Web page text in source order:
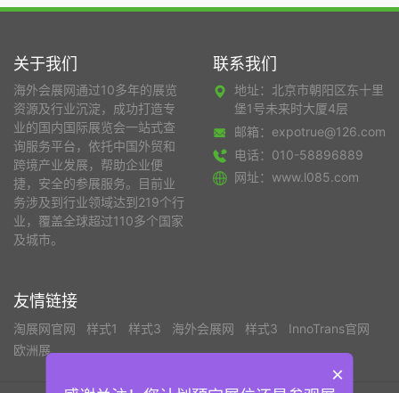
关于我们
海外会展网通过10多年的展览
资源及行业沉淀，成功打造专
业的国内国际展览会一站式查
询服务平台，依托中国外贸和
跨境产业发展，帮助企业便
捷，安全的参展服务。目前业
务涉及到行业领域达到219个行
业，覆盖全球超过110多个国家
及城市。
联系我们
地址：北京市朝阳区东十里
堡1号未来时大厦4层
邮箱：expotrue@126.com
电话：010-58896889
网址：www.l085.com
友情链接
淘展网官网 样式1 样式3 海外会展网 样式3
InnoTrans官网
欧洲展
×